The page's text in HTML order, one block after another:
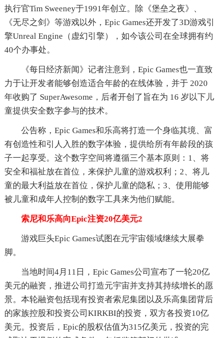
执行官Tim Sweeney于1991年创立。除《堡垒之夜》、
《无尽之剑》等游戏以外，Epic Games还开发了3D游戏引
擎Unreal Engine（虚幻引擎），如今该公司在全球拥有约
40个办事处。
《每日经济新闻》记者注意到，Epic Games也一直致
力于让开发者能够创造适合年龄的在线体验，并于 2020
年收购了 SuperAwesome，后者开创了旨在为 16 岁以下儿
童提供安全数字参与的技术。
公告称，Epic Games和乐高将打造一个身临其境、富
有创造性和引人入胜的数字体验，提供给所有年龄段的孩
子一起享受。这个数字空间将遵循三个基本原则：1、将
安全和福祉放在首位，来保护儿童的游戏权利；2、将儿
童的最大利益放在首位，保护儿童的隐私；3、使用能够
被儿童和成年人控制的数字工具来为他们赋能。
索尼和乐高向Epic注资20亿美元2
游戏巨头Epic Games试图在元宇宙领域继续大展拳
脚。
当地时间4月11日，Epic Games公司宣布了一轮20亿
美元的融资，推进公司打造元宇宙并支持其持续增长的愿
景。本轮融资包括现有投资者索尼集团以及乐高集团背后
的家族控股和投资公司KIRKBI的投资，双方各投资10亿
美元。投资后，Epic的股权估值为315亿美元，投资的完